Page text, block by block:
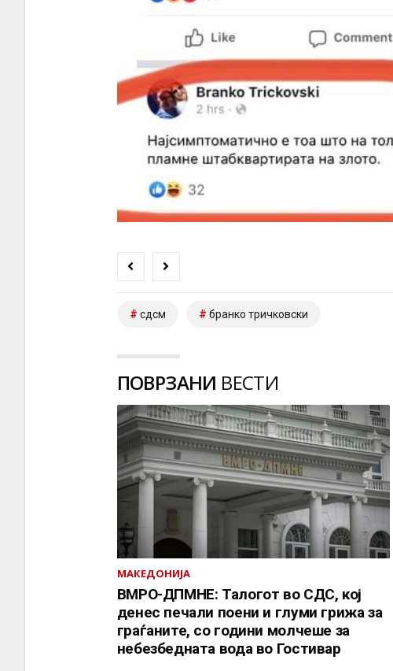
сдсм бранко тричковски
ПОВРЗАНИ ВЕСТИ
МАКЕДОНИЈА
ВМРО-ДПМНЕ: Талогот во СДС, кој
денес печали поени и глуми грижа за
граѓаните, со години молчеше за
небезбедната вода во Гостивар